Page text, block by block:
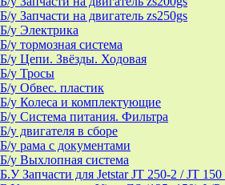
Б/у Запчасти на двигатель zs250gs
Б/у Электрика
Б/у тормозная система
Б/у Цепи. Звёзды. Ходовая
Б/у Тросы
Б/у Обвес. пластик
Б/у Колеса и комплектующие
Б/у Система питания. Фильтра
Б/у двигателя в сборе
Б/у рама с документами
Б/у Выхлопная система
Б.У Запчасти для Jetstar JT 250-2 / JT